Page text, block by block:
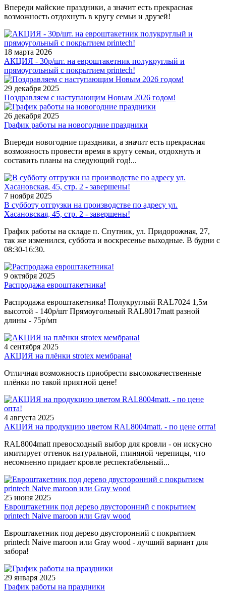
Впереди майские праздники, а значит есть прекрасная
возможность отдохнуть в кругу семьи и друзей!
18 марта 2026
АКЦИЯ - 30р/шт. на евроштакетник полукруглый и
прямоугольный с покрытием printech!
29 декабря 2025
Поздравляем с наступающим Новым 2026 годом!
26 декабря 2025
График работы на новогодние праздники
Впереди новогодние праздники, а значит есть прекрасная
возможность провести время в кругу семьи, отдохнуть и
составить планы на следующий год!...
7 ноября 2025
В субботу отгрузки на производстве по адресу ул.
Хасановская, 45, стр. 2 - завершены!
График работы на складе п. Спутник, ул. Придорожная, 27,
так же изменился, суббота и воскресенье выходные. В будни с
08:30-16:30.
9 октября 2025
Распродажа евроштакетника!
Распродажа евроштакетника! Полукруглый RAL7024 1,5м
высотой - 140р/шт Прямоугольный RAL8017matt разной
длины - 75р/мп
4 сентября 2025
АКЦИЯ на плёнки strotex мембрана!
Отличная возможность приобрести высококачественные
плёнки по такой приятной цене!
4 августа 2025
АКЦИЯ на продукцию цветом RAL8004matt. - по цене опта!
RAL8004matt превосходный выбор для кровли - он искусно
имитирует оттенок натуральной, глиняной черепицы, что
несомненно придает кровле респектабельный...
25 июня 2025
Евроштакетник под дерево двусторонний с покрытием
printech Naive maroon или Gray wood
Евроштакетник под дерево двусторонний с покрытием
printech Naive maroon или Gray wood - лучший вариант для
забора!
29 января 2025
График работы на праздники